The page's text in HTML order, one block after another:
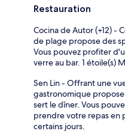
Restauration
Cocina de Autor (+12) -
de plage propose des
Vous pouvez profiter
verre au bar. 1 étoile(s)
Sen Lin - Offrant une
gastronomique
sert le dîner. Vous
prendre votre repas en
certains jours.